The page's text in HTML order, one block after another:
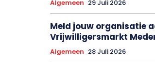
Algemeen 29 Juli 2026
Meld jouw organisatie
Vrijwilligersmarkt
Algemeen 28 Juli 2026